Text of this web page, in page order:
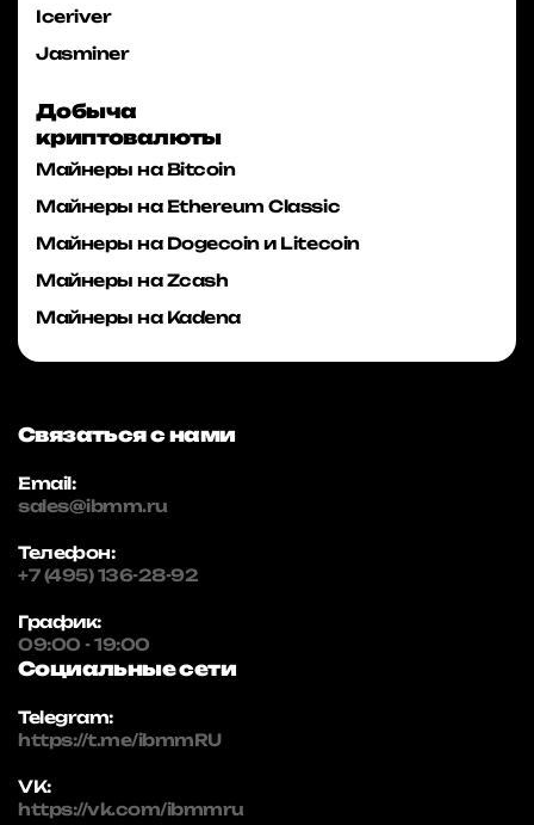
Iceriver
Jasminer
Добыча
криптовалюты
Майнеры на Bitcoin
Майнеры на Ethereum Classic
Майнеры на Dogecoin и Litecoin
Майнеры на Zcash
Майнеры на Kadena
Связаться с нами
Email:
sales@ibmm.ru
Телефон:
+7 (495) 136-28-92
График:
09:00 - 19:00
Социальные сети
Telegram:
https://t.me/ibmmRU
VK:
https://vk.com/ibmmru